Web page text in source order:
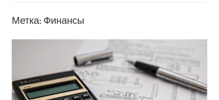
Метка: Финансы